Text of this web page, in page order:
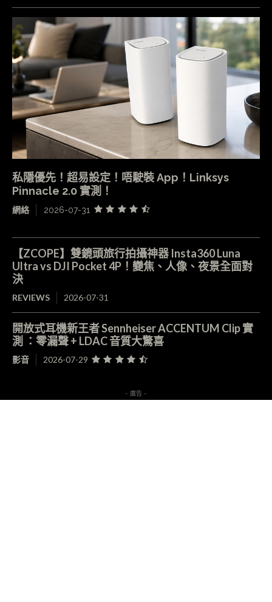
私隱優先！超易設定！唔駛裝 App！Linksys
Pinnacle 2.0 實測！
網絡 2026-07-31
【ZCOPE】雙鏡頭旅行拍攝神器 Insta360 Luna
Ultra vs DJI Pocket 4P！變焦、人像、夜景全面對
決
REVIEWS 2026-07-31
開放式耳機新王者 Sennheiser ACCENTUM Clip 實
測 ：零漏聲 + LDAC 音質大驚喜
影音 2026-07-29
- 廣告 -